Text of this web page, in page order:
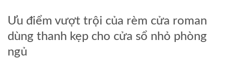
Ưu điểm vượt trội của rèm cửa roman
dùng thanh kẹp cho cửa sổ nhỏ phòng
ngủ